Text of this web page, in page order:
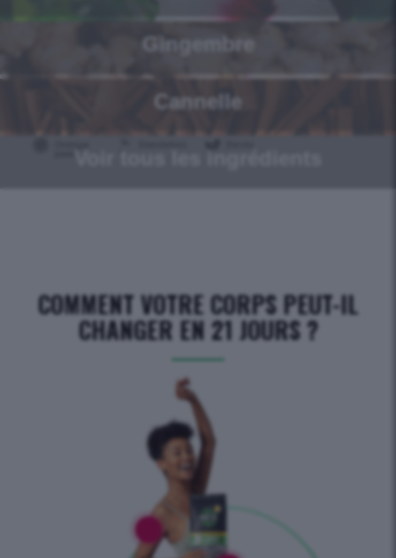
Gingembre
Cannelle
Voir tous les ingrédients
COMMENT VOTRE CORPS PEUT-IL
CHANGER EN 21 JOURS ?